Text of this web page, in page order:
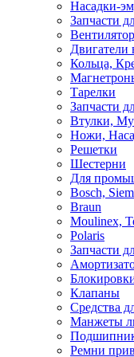
Насадки-
Запчасти
Двигатели
Кольца,
Тарелки
Запчасти
Втулки,
Ножи,
Решетки
Шестерни
Для
Bosch,
Braun
Moulinex,
Polaris
Запчасти
Клапаны
Средства
Манжеты
Ремни